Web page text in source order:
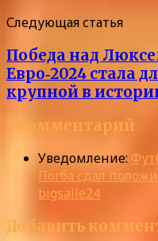
Следующая статья
Победа над
Евро‑2024 стала
крупной в
1 комментарий
Уведомление:
Погба сдал
bigsalle24
Добавить